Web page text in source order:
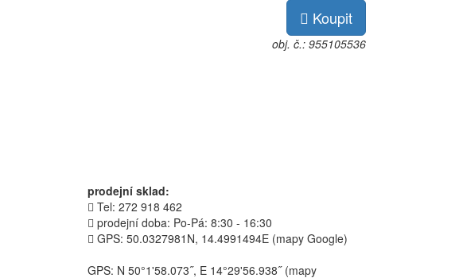
Koupit
obj. č.: 955105536
prodejní sklad:
Tel: 272 918 462
prodejní doba: Po-Pá: 8:30 - 16:30
GPS: 50.0327981N, 14.4991494E (mapy Google)
GPS: N 50°1'58.073˝, E 14°29'56.938˝ (mapy